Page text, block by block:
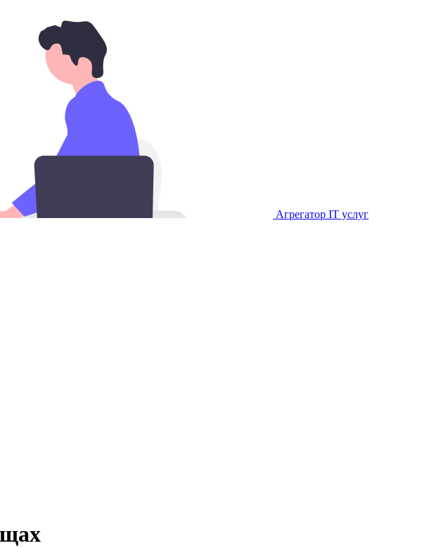
Агрегатор IT услуг